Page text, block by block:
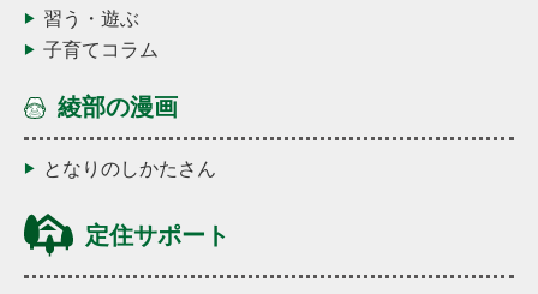
習う・遊ぶ
子育てコラム
綾部の漫画
となりのしかたさん
定住サポート